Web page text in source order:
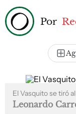
Por
El Vasquito se tiró
Leonardo